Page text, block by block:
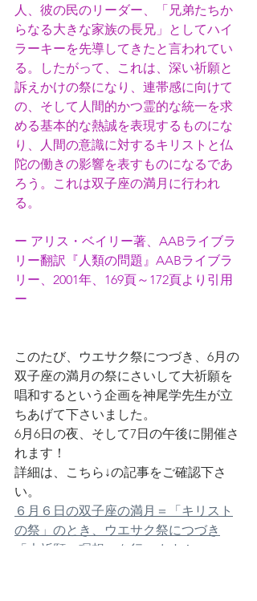
人、彼の民のリーダー、「兄弟たちか
らなる大きな家族の長兄」としてハイ
ラーキーを先導してきたと言われてい
る。したがって、これは、深い祈願と
訴えかけの祭になり、連帯感に向けて
の、そして人間的かつ霊的な統一を求
める基本的な熱誠を表現するものにな
り、人間の意識に対するキリストと仏
陀の働きの影響を表すものになるであ
ろう。これは双子座の満月に行われ
る。
ー アリス・ベイリー著、AABライブラ
リー翻訳『人類の問題』AABライブラ
リー、2001年、169頁～172頁より引用
ー
このたび、ウエサク祭につづき、6月の
双子座の満月の祭にさいして大祈願を
唱和するという企画を神尾学先生が立
ちあげて下さいました。
6月6日の夜、そして7日の午後に開催さ
れます！
詳細は、こちら↓の記事をご確認下さ
い。
６月６日の双子座の満月＝「キリスト
の祭」のとき、ウエサク祭につづき
「大祈願～瞑想」を行います！